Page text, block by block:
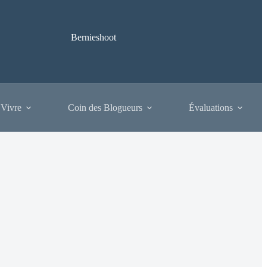
Bernieshoot
Coin des Blogueurs Évaluations